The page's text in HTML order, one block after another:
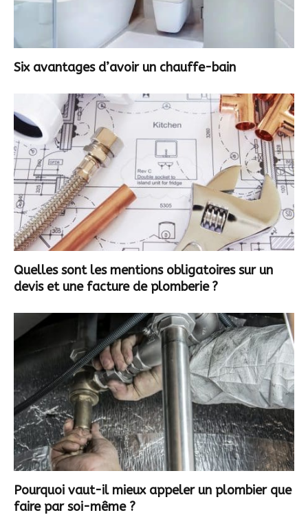
Six avantages d’avoir un chauffe-bain
Quelles sont les mentions obligatoires sur un
devis et une facture de plomberie ?
Pourquoi vaut-il mieux appeler un plombier que
faire par soi-même ?